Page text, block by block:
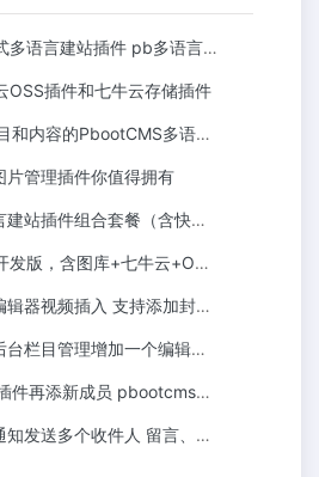
建站插件 pb多语言分离首页不共用
OSS插件和七牛云存储插件
PbootCMS多语言插件 复制pb栏目内容
管理插件你值得拥有
（含快速复制资料和目录多语言/en/）提高生产力
图库+七牛云+OSS+列表批量添加
入 支持添加封面 支持阿里云OSS直传
增加一个编辑器 结局意想不到的好用
新成员 pbootcms多城市首页版插件
收件人 留言、表单、评论通知多人